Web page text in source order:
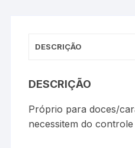
DESCRIÇÃO
DESCRIÇÃO
Próprio para doces/
necessitem do